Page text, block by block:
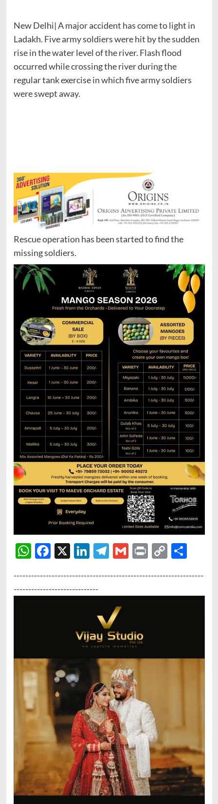
New Delhi| A major accident has come to light in
Ladakh. Five army soldiers were hit by the sudden
rise in the water level of the river. Flash flood
occurred while crossing the river during the
regular tank exercise in which five army soldiers
were swept away.
Rescue operation has been started to find the
missing soldiers.
WhatsApp
Facebook
X LinkedIn
Telegram
Gmail
Print
Copy
-----------------------------------------------------------------
-----------------------------